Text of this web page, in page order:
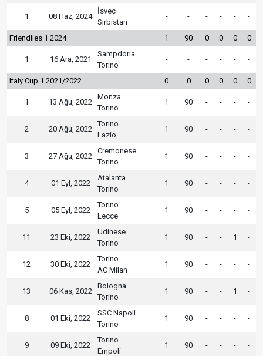
1 08 Haz, 2024
İsveç
Sırbistan
- - - - - -
Friendlies 1 2024 1 90 0 0 0 0
1 16 Ara, 2021
Sampdoria
Torino
- - - - - -
Italy Cup 1 2021/2022 0 0 0 0 0 0
1 13 Ağu, 2022
Monza
Torino
1 90 - - - -
2 20 Ağu, 2022
Torino
Lazio
1 90 - - - -
3 27 Ağu, 2022
Cremonese
Torino
1 90 - - - -
4 01 Eyl, 2022
Atalanta
Torino
1 90 - - - -
5 05 Eyl, 2022
Torino
Lecce
1 90 - - - -
11 23 Eki, 2022
Udinese
Torino
1 90 - - 1 -
12 30 Eki, 2022
Torino
AC Milan
1 90 - - - -
13 06 Kas, 2022
Bologna
Torino
1 90 - - 1 -
8 01 Eki, 2022
SSC Napoli
Torino
1 90 - - - -
9 09 Eki, 2022
Torino
Empoli
1 90 - - - -